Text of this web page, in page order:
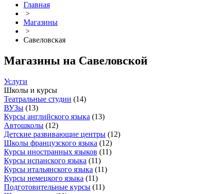
Главная
>
Магазины
>
Савеловская
Магазины на Савеловской
Услуги
Школы и курсы
Театральные студии (14)
ВУЗы (13)
Курсы английского языка (13)
Автошколы (12)
Детские развивающие центры (12)
Школы французского языка (12)
Курсы иностранных языков (11)
Курсы испанского языка (11)
Курсы итальянского языка (11)
Курсы немецкого языка (11)
Подготовительные курсы (11)